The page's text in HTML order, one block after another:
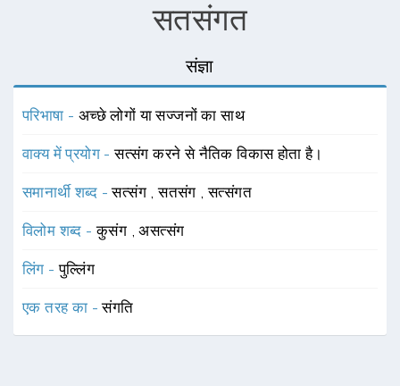
सतसंगत
संज्ञा
परिभाषा - अच्छे लोगों या सज्जनों का साथ
वाक्य में प्रयोग -सत्संग करने से नैतिक विकास होता है।
समानार्थी शब्द -सत्संग ,सतसंग ,सत्संगत
विलोम शब्द -कुसंग ,असत्संग
लिंग -पुल्लिंग
एक तरह का -संगति